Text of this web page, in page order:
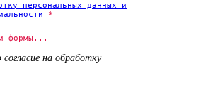
персональных данных и
*
формы...
на обработку